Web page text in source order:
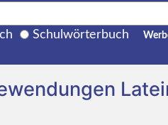
Schulwörterbuch